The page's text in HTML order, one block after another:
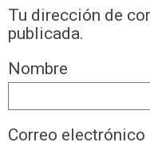
Tu dirección de
publicada.
Nombre
Correo electrónico